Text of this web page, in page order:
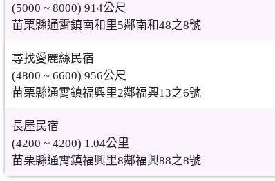
(5000 ~ 8000) 914公尺
苗栗縣通霄鎮南和里5鄰南和48之8號
尋找愛麗絲民宿
(4800 ~ 6600) 956公尺
苗栗縣通霄鎮福興里2鄰福興13之6號
長屋民宿
(4200 ~ 4200) 1.04公里
苗栗縣通霄鎮福興里8鄰福興88之8號